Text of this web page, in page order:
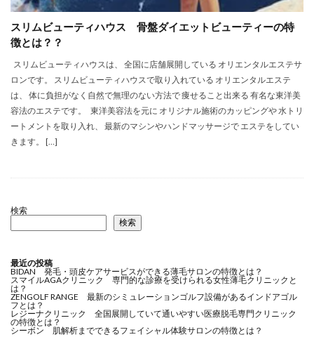
スリムビューティハウス 骨盤ダイエットビューティーの特
徴とは？？
スリムビューティハウスは、 全国に店舗展開している オリエンタルエステサ
ロンです。 スリムビューティハウスで取り入れている オリエンタルエステ
は、 体に負担がなく自然で無理のない方法で 痩せること出来る 有名な東洋美
容法のエステです。 東洋美容法を元に オリジナル施術のカッピングや 水トリ
ートメントを取り入れ、 最新のマシンやハンドマッサージで エステをしてい
きます。 […]
検索
検索
最近の投稿
BIDAN 発毛・頭皮ケアサービスができる薄毛サロンの特徴とは？
スマイルAGAクリニック 専門的な診療を受けられる女性薄毛クリニックと
は？
ZENGOLF RANGE 最新のシミュレーションゴルフ設備があるインドアゴル
フとは？
レジーナクリニック 全国展開していて通いやすい医療脱毛専門クリニック
の特徴とは？
シーボン 肌解析までできるフェイシャル体験サロンの特徴とは？